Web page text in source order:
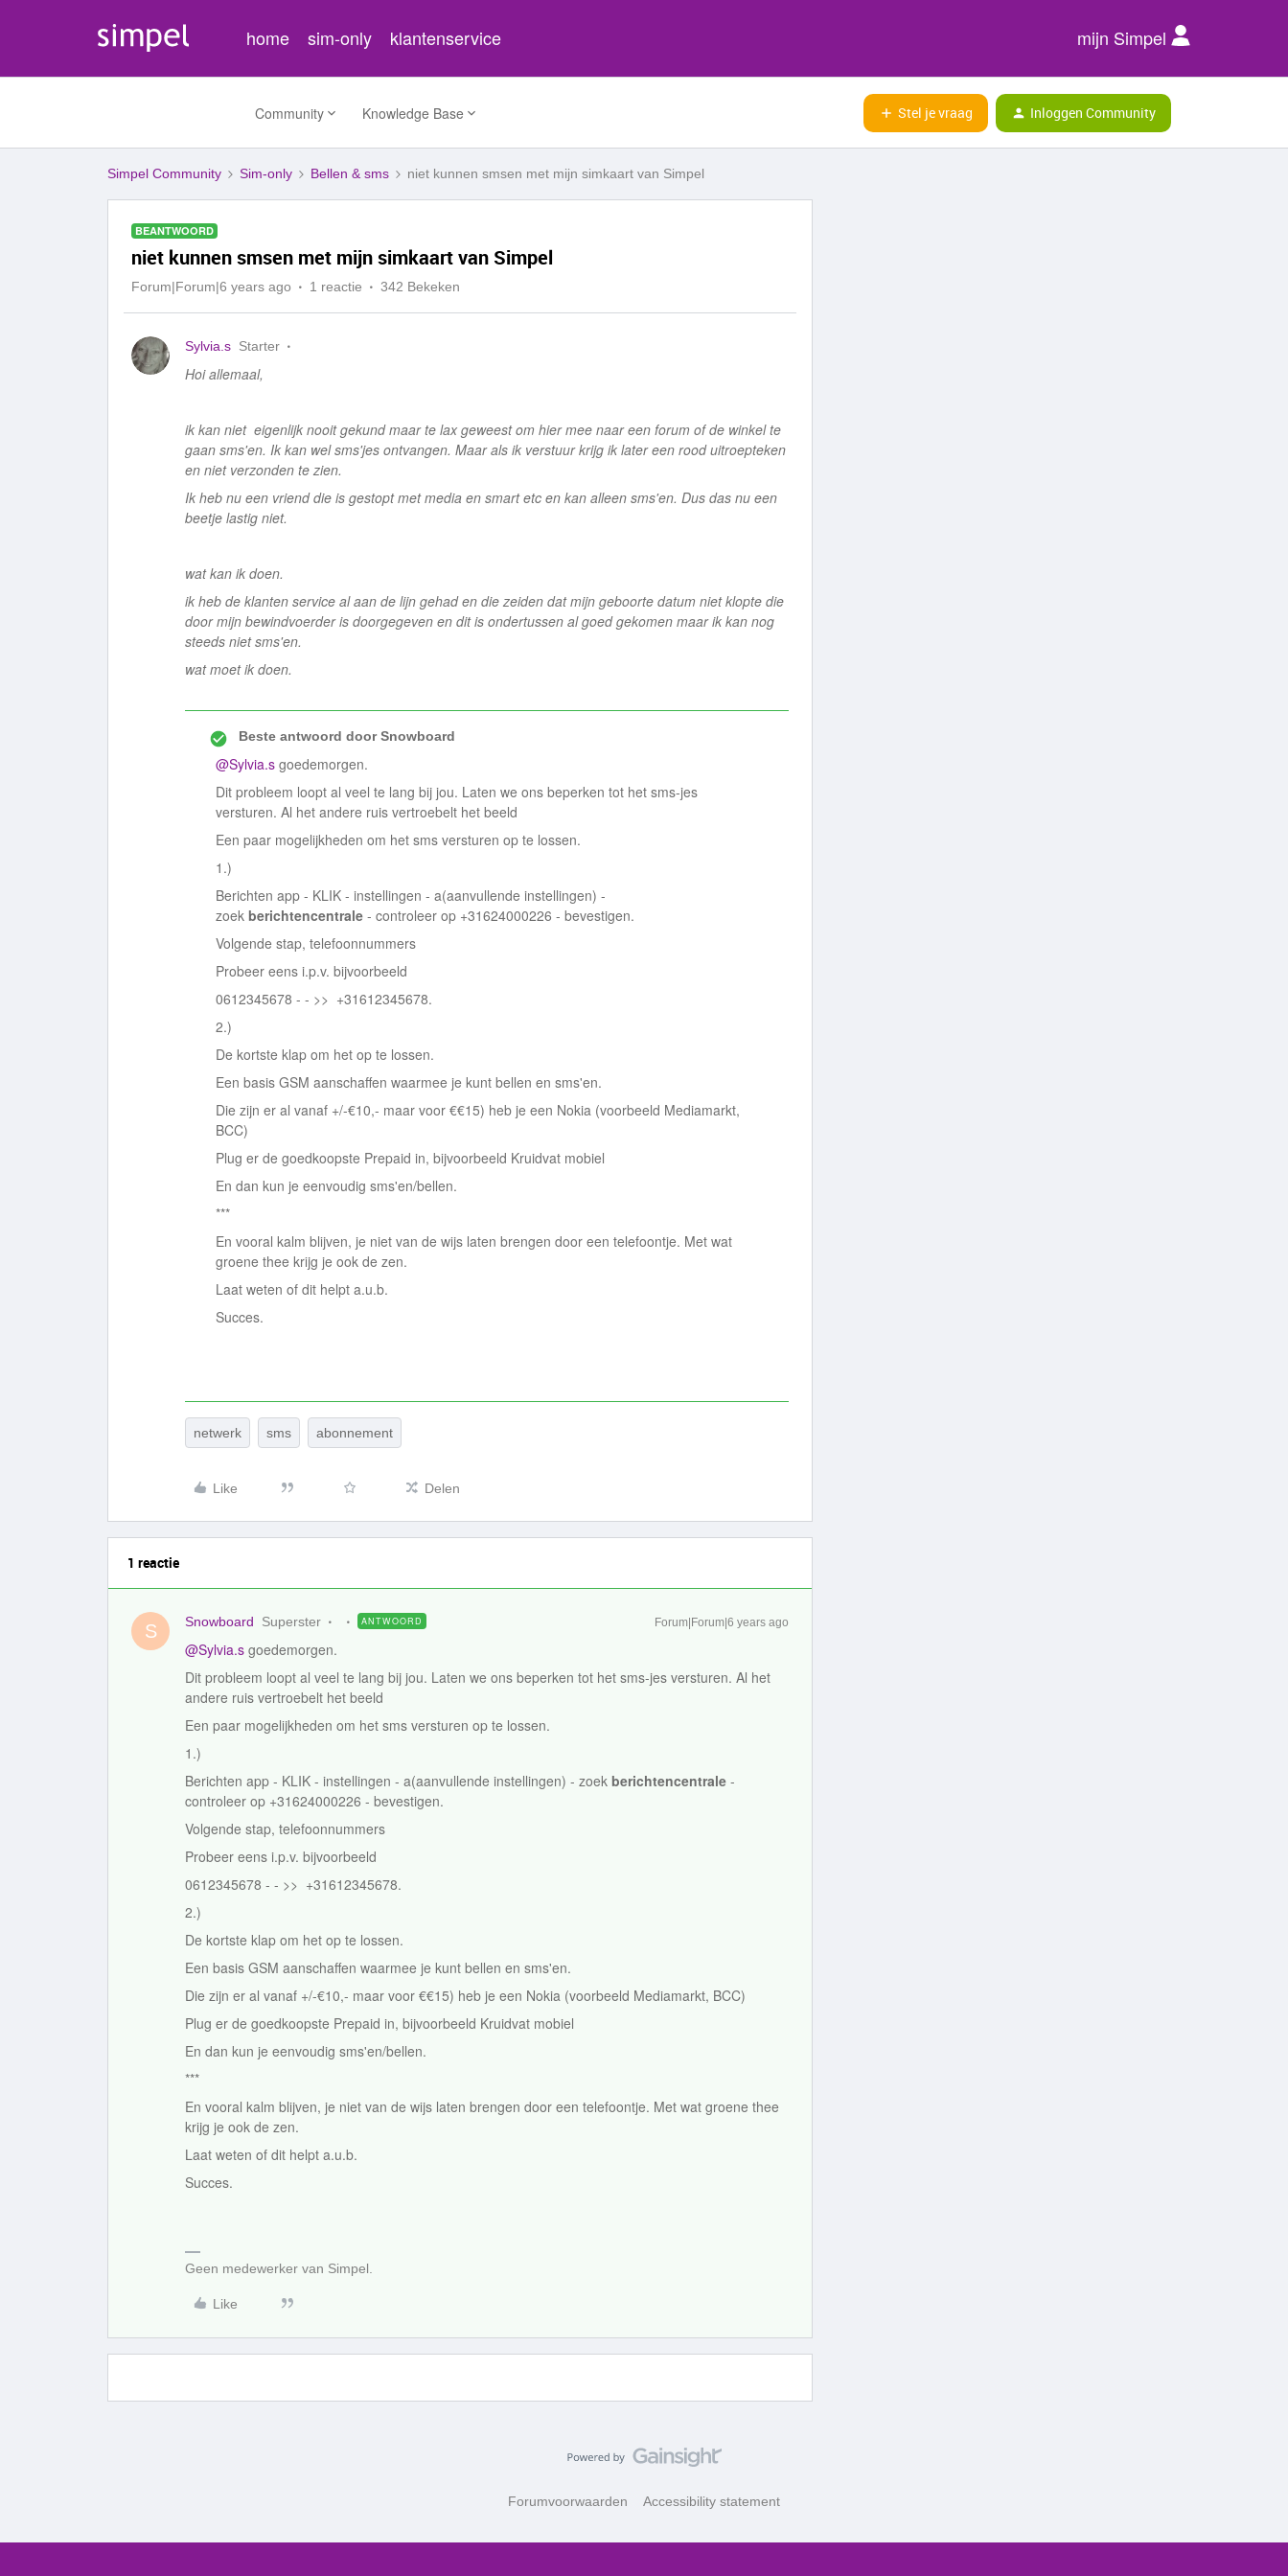
home sim-only klantenservice mijn Simpel
Community Knowledge Base Stel je vraag Inloggen Community
Simpel Community Sim-only Bellen & sms niet kunnen smsen met mijn simkaart van Simpel
BEANTWOORD
niet kunnen smsen met mijn simkaart van Simpel
Forum|Forum|6 years ago 1 reactie 342 Bekeken
Sylvia.s Starter
Hoi allemaal,
ik kan niet eigenlijk nooit gekund maar te lax geweest om hier mee naar een forum of de winkel te
gaan sms'en. Ik kan welsms'jes ontvangen. Maar als ik verstuur krijg ik later een rood uitroepteken
en niet verzonden te zien.
Ik heb nu een vriend die is gestopt met media en smart etc en kan alleen sms'en. Dus das nu een
beetje lastig niet.
wat kan ik doen.
ik heb de klanten service al aan de lijn gehad en die zeiden dat mijn geboorte datum niet klopte die
door mijn bewindvoerder is doorgegeven en dit is ondertussen al goed gekomen maar ik kan nog
steeds nietsms'en.
wat moet ik doen.
Beste antwoord doorSnowboard
@Sylvia.s goedemorgen.
Dit probleem loopt al veel te lang bij jou. Laten we ons beperken tot het sms-jes
versturen. Al het andere ruis vertroebelt het beeld
Een paar mogelijkheden om het sms versturen op te lossen.
1.)
Berichten app - KLIK - instellingen - a(aanvullende instellingen) -
zoek berichtencentrale - controleer op +31624000226 - bevestigen.
Volgende stap, telefoonnummers
Probeer eens i.p.v. bijvoorbeeld
0612345678 - - >> +31612345678.
2.)
De kortste klap om het op te lossen.
Een basis GSM aanschaffen waarmee je kunt bellen en sms'en.
Die zijn er al vanaf +/-€10,- maar voor €€15) heb je een Nokia (voorbeeld Mediamarkt,
BCC)
Plug er de goedkoopste Prepaid in, bijvoorbeeld Kruidvat mobiel
En dan kun je eenvoudig sms'en/bellen.
***
En vooral kalm blijven, je niet van de wijs laten brengen door een telefoontje. Met wat
groene thee krijg je ook de zen.
Laat weten of dit helpt a.u.b.
Succes.
netwerk sms abonnement
Like Delen
1 reactie
S Snowboard Superster ANTWOORD Forum|Forum|6 years ago
@Sylvia.s goedemorgen.
Dit probleem loopt al veel te lang bij jou. Laten we ons beperken tot het sms-jes versturen. Al het
andere ruis vertroebelt het beeld
Een paar mogelijkheden om het sms versturen op te lossen.
1.)
Berichten app - KLIK - instellingen - a(aanvullende instellingen) - zoek berichtencentrale -
controleer op +31624000226 - bevestigen.
Volgende stap, telefoonnummers
Probeer eens i.p.v. bijvoorbeeld
0612345678 - - >> +31612345678.
2.)
De kortste klap om het op te lossen.
Een basis GSM aanschaffen waarmee je kunt bellen en sms'en.
Die zijn er al vanaf +/-€10,- maar voor €€15) heb je een Nokia (voorbeeld Mediamarkt, BCC)
Plug er de goedkoopste Prepaid in, bijvoorbeeld Kruidvat mobiel
En dan kun je eenvoudig sms'en/bellen.
***
En vooral kalm blijven, je niet van de wijs laten brengen door een telefoontje. Met wat groene thee
krijg je ook de zen.
Laat weten of dit helpt a.u.b.
Succes.
Geen medewerker van Simpel.
Like
Forumvoorwaarden Accessibility statement